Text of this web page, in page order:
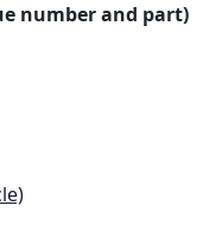
number and part)